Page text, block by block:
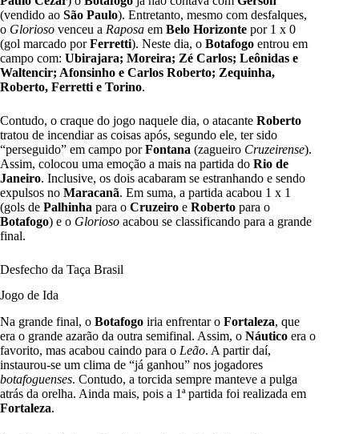
(vendido ao São Paulo). Entretanto, mesmo com desfalques,
o Glorioso venceu a Raposa em Belo Horizonte por 1 x 0
(gol marcado porFerretti). Neste dia, o Botafogo entrou em
campo com: Ubirajara; Moreira; Zé Carlos; Leônidas e
Waltencir; Afonsinho e Carlos Roberto; Zequinha,
Roberto, Ferretti e Torino.
Contudo, o craque do jogo naquele dia, o atacante Roberto
tratou de incendiar as coisas após, segundo ele, ter sido
“perseguido” em campo porFontana (zagueiro Cruzeirense).
Assim, colocou uma emoção a mais na partida do Rio de
Janeiro. Inclusive, os dois acabaram se estranhando e sendo
expulsos no Maracanã. Em suma, a partida acabou 1 x 1
(gols de Palhinha para o Cruzeiro e Roberto para o
Botafogo) e o Glorioso acabou se classificando para a grande
final.
Desfecho da Taça Brasil
Jogo de Ida
Na grande final, o Botafogo iria enfrentar o Fortaleza, que
era o grande azarão da outra semifinal. Assim, o Náutico era o
favorito, mas acabou caindo para o Leão. A partir daí,
instaurou-se um clima de “já ganhou” nos jogadores
botafoguenses. Contudo, a torcida sempre manteve a pulga
atrás da orelha. Ainda mais, pois a 1ª partida foi realizada em
Fortaleza.